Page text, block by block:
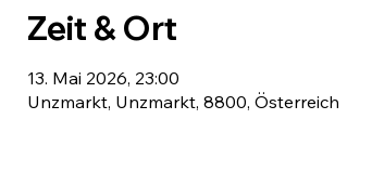
Zeit & Ort
13. Mai 2026, 23:00
Unzmarkt, Unzmarkt, 8800, Österreich